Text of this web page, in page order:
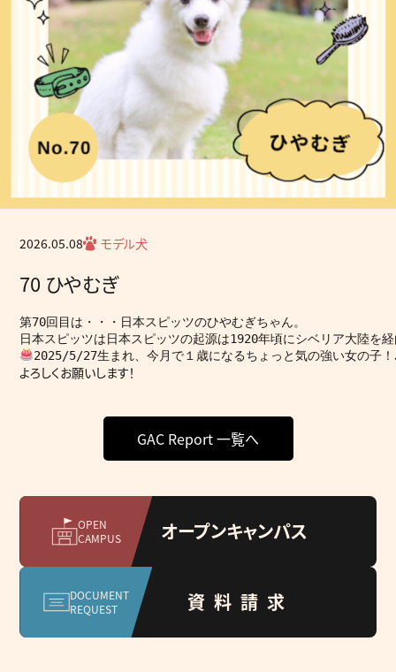
2026.05.08 モデル犬
70 ひやむぎ
第70回目は・・・日本スピッツのひやむぎちゃん。
日本スピッツは日本スピッツの起源は1920年頃にシベリア大陸を
2025/5/27生まれ、今月で１歳になるちょっと気の強い女の子
よろしくお願いします！
GAC Report 一覧へ
OPEN
CAMPUS
オープンキャンパス
DOCUMENT
REQUEST
資料請求